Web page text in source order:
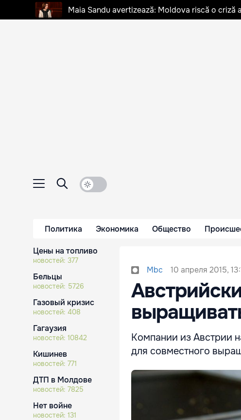
Maia Sandu avertizează: Moldova riscă o criză
Политика Экономика Общество
Цены на топливо
новостей: 377
Бельцы
новостей: 5726
Газовый кризис
новостей: 408
Гагаузия
новостей: 10842
Кишинев
новостей: 771
ДТП в Молдове
новостей: 7825
Нет войне
новостей: 131
Mbc 10 апреля 2015,
Компании из Австрии
для совместного